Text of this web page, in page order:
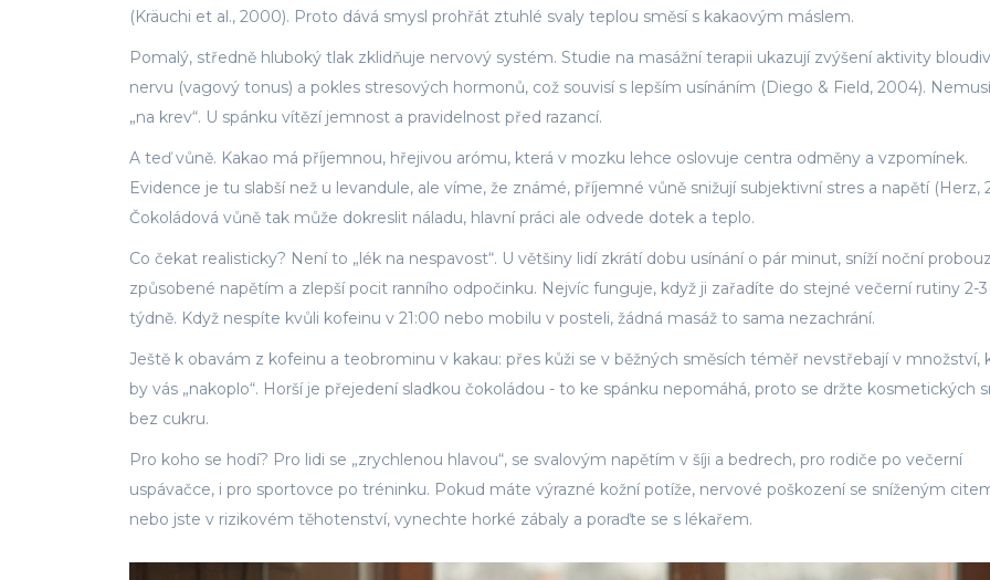
(Kräuchi et al., 2000). Proto dává smysl prohřát ztuhlé svaly teplou směsí s kakaovým máslem.
Pomalý, středně hluboký tlak zklidňuje nervový systém. Studie na masážní terapii ukazují zvýšení aktivity
nervu (vagový tonus) a pokles stresových hormonů, což souvisí s lepším usínáním (Diego & Field, 2004).
„na krev“. U spánku vítězí jemnost a pravidelnost před razancí.
A teď vůně. Kakao má příjemnou, hřejivou arómu, která v mozku lehce oslovuje centra odměny a vzpomínek.
Evidence je tu slabší než u levandule, ale víme, že známé, příjemné vůně snižují subjektivní stres a napětí (Herz,
Čokoládová vůně tak může dokreslit náladu, hlavní práci ale odvede dotek a teplo.
Co čekat realisticky? Není to „lék na nespavost“. U většiny lidí zkrátí dobu usínání o pár minut, sníží noční
způsobené napětím a zlepší pocit ranního odpočinku. Nejvíc funguje, když ji zařadíte do stejné večerní rutiny 2-
týdně. Když nespíte kvůli kofeinu v 21:00 nebo mobilu v posteli, žádná masáž to sama nezachrání.
Ještě k obavám z kofeinu a teobrominu v kakau: přes kůži se v běžných směsích téměř nevstřebají v množství,
by vás „nakoplo“. Horší je přejedení sladkou čokoládou - to ke spánku nepomáhá, proto se držte kosmetických
bez cukru.
Pro koho se hodí? Pro lidi se „zrychlenou hlavou“, se svalovým napětím v šíji a bedrech, pro rodiče po večerní
uspávačce, i pro sportovce po tréninku. Pokud máte výrazné kožní potíže, nervové poškození se sníženým
nebo jste v rizikovém těhotenství, vynechte horké zábaly a poraďte se s lékařem.